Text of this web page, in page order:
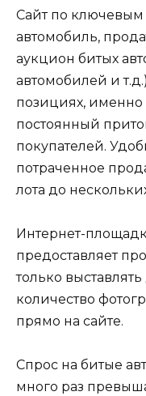
Сайт по ключевым
автомобиль,
аукцион битых
автомобилей и
позициях, именно
постоянный
покупателей.
потраченное
лота до
Интернет-
предоставляет
только
количество
прямо на сайте.
Спрос на битые
много раз